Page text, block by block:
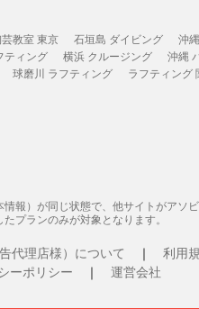
教室 東京 石垣島 ダイビング
沖
ティング 横浜 クルージング
沖縄
球磨川 ラフティング ラフティング
報）が同じ状態で、他サイトがアソ
プランのみが対象となります。
代理店様）について
利用
ーポリシー 運営会社